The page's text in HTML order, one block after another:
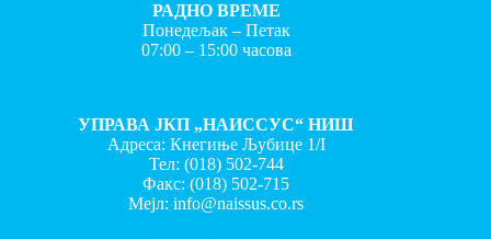
РАДНО ВРЕМЕ
Понедељак – Петак
07:00 – 15:00 часова
УПРАВА ЈКП „НАИССУС“ НИШ
Адреса: Кнегиње Љубице 1/I
Тел: (018) 502-744
Факс:(018) 502-715
Мејл:info@naissus.co.rs